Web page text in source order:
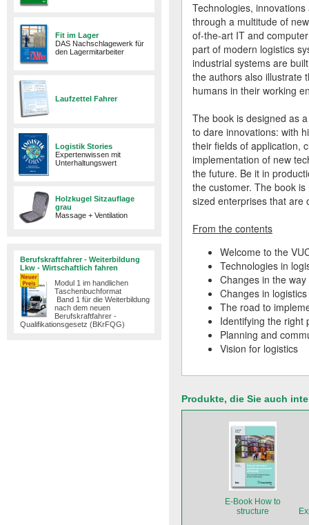
Fit im Lager
DAS Nachschlagewerk für
den Lagermitarbeiter
Laufzettel Fahrer
Logistik Stories
Expertenwissen mit
Unterhaltungswert
Holzkugel Sitzauflage
grau
Massage + Ventilation
Berufskraftfahrer - Weiterbildung
Lkw - Wirtschaftlich fahren
Modul 1 im handlichen
Taschenbuchformat
Band 1 für die Weiterbildung
nach dem neuen
Berufskraftfahrer -
Qualifikationsgesetz (BKrFQG)
Technologies,
through a multitude of
of-the-art IT and
part of modern logistics
industrial systems are
the authors also illustrate
humans in their working
The book is designed as
to dare innovations: with
their fields of application,
implementation of new
the future. Be it in
the customer. The book
sized enterprises that are
From the contents
Welcome to the
Technologies in
Changes in the
Changes in logistics
The road to
Identifying the right
Planning and
Vision for logistics
Produkte, die Sie auch
E-Book How to
structure